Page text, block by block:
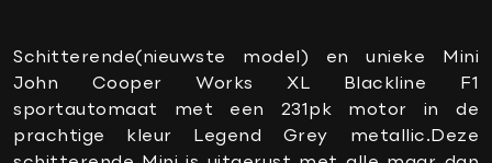
1305 KG
Onderhoudsboekje
aanwezig?
Ja, dealeronderhouden
Gemiddeld verbruik 6.5 L/100KM
Elektrische ramen voor
Elektrisch verstelbare stoel(en) met geheugen
Keyless start
Lendesteunen (verstelbaar)
Schitterende(nieuwste model) en unieke Mini
John Cooper Works XL Blackline F1
sportautomaat met een 231pk motor in de
prachtige kleur Legend Grey metallic.Deze